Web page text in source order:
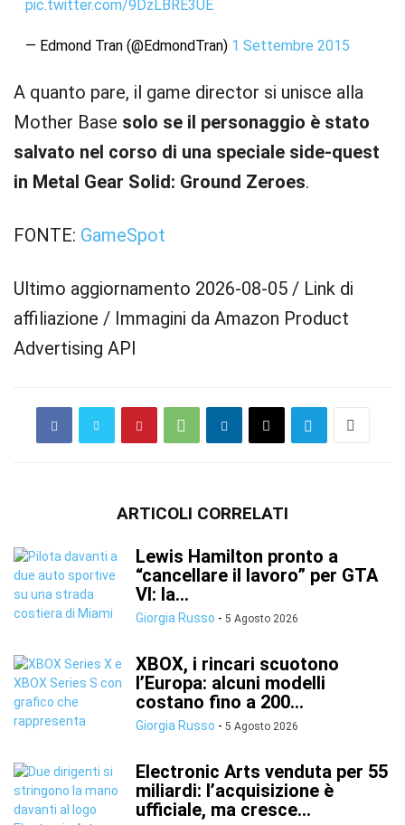
pic.twitter.com/9DzLBRE3UE
— Edmond Tran (@EdmondTran) 1 Settembre 2015
A quanto pare, il game director si unisce alla
Mother Base solo se il personaggio è stato
salvato nel corso di una speciale side-quest
in Metal Gear Solid: Ground Zeroes.
FONTE: GameSpot
Ultimo aggiornamento 2026-08-05 / Link di
affiliazione / Immagini da Amazon Product
Advertising API
ARTICOLI CORRELATI
Lewis Hamilton pronto a
“cancellare il lavoro” per GTA
VI: la...
Giorgia Russo - 5 Agosto 2026
XBOX, i rincari scuotono
l’Europa: alcuni modelli
costano fino a 200...
Giorgia Russo - 5 Agosto 2026
Electronic Arts venduta per 55
miliardi: l’acquisizione è
ufficiale, ma cresce...